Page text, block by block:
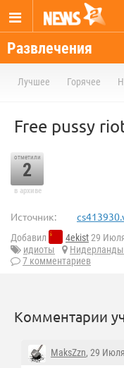
Развлечения
Лучшее Горячее
Free pussy
отметили
2
в архиве
Источник:
Добавил 4ekist29
идиоты
Нидерланды
7 комментариев
Комментарии
MaksZzn, 29